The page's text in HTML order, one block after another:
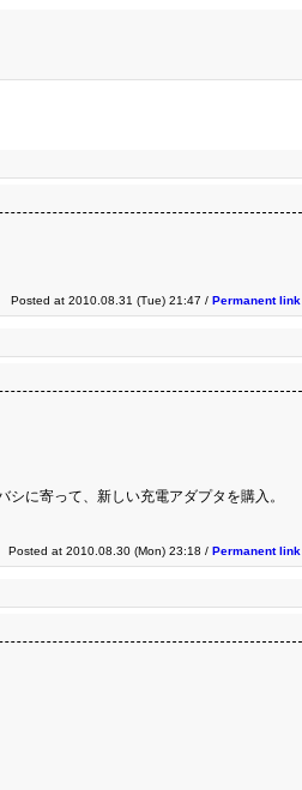
Posted at 2010.08.31 (Tue) 21:47 / Permanent link
に寄って、新しい充電アダプタを購入。
Posted at 2010.08.30 (Mon) 23:18 / Permanent link